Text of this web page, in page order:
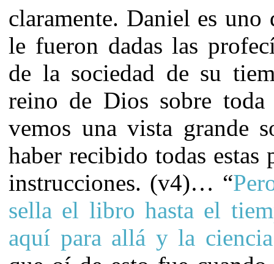
claramente. Daniel es uno
le fueron dadas las
de la sociedad de su
reino de Dios sobre
vemos una vista grande
haber recibido todas
instrucciones. (v4)… “
sella el libro hasta el
aquí para allá y la